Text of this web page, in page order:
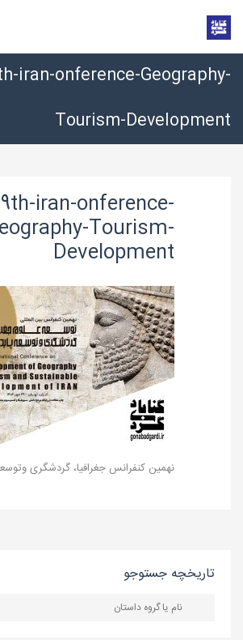
iran-onference-Geography-
Tourism-Development
iran-onference-
Tourism-
Development
نهمین کنفرانس جغرافیا، گردشگری
تاریخچه جستوجو